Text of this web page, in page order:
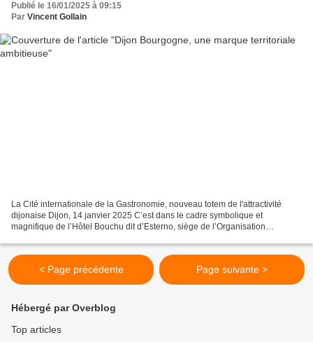
Publié le 16/01/2025 à 09:15
Par Vincent Gollain
La Cité internationale de la Gastronomie, nouveau totem de l'attractivité
dijonaise Dijon, 14 janvier 2025 C’est dans le cadre symbolique et
magnifique de l’Hôtel Bouchu dit d’Esterno, siège de l’Organisation
< Page précédente Page suivante >
Hébergé par Overblog
Top articles